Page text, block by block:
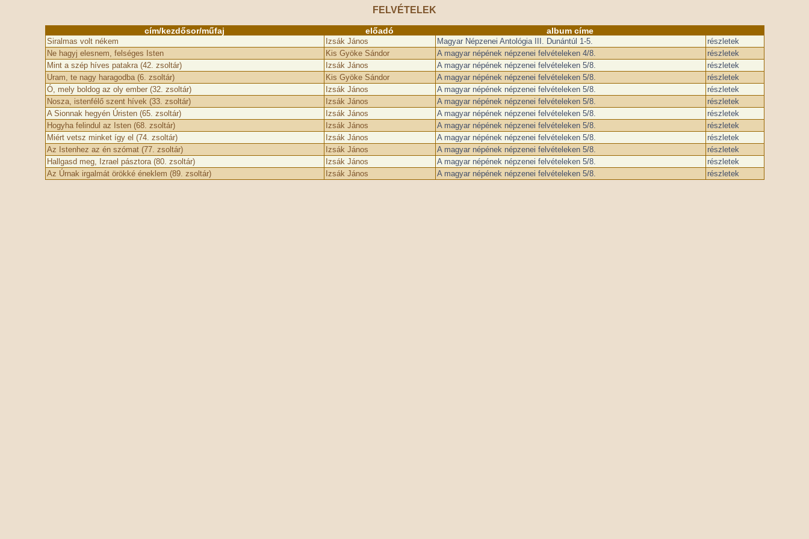
FELVÉTELEK
cím/kezdősor/műfaj előadó album címe
Siralmas volt nékem Izsák János Magyar Népzenei Antológia III. Dunántúl 1-5.
részletek
Ne hagyj elesnem, felséges Isten
Kis Gyöke Sándor A magyar népének népzenei felvételeken 4/8.
részletek
Mint a szép híves patakra (42. zsoltár)
Izsák János A magyar népének népzenei felvételeken 5/8.
részletek
Uram, te nagy haragodba (6. zsoltár)
Kis Gyöke Sándor A magyar népének népzenei felvételeken 5/8.
részletek
Ó, mely boldog az oly ember (32. zsoltár)
Izsák János A magyar népének népzenei felvételeken 5/8.
részletek
Nosza, istenfélő szent hívek (33. zsoltár)
Izsák János A magyar népének népzenei felvételeken 5/8.
részletek
A Sionnak hegyén Úristen (65. zsoltár)
Izsák János A magyar népének népzenei felvételeken 5/8.
részletek
Hogyha felindul az Isten (68. zsoltár)
Izsák János A magyar népének népzenei felvételeken 5/8.
részletek
Miért vetsz minket így el (74. zsoltár)
Izsák János A magyar népének népzenei felvételeken 5/8.
részletek
Az Istenhez az én szómat (77. zsoltár)
Izsák János A magyar népének népzenei felvételeken 5/8.
részletek
Hallgasd meg, Izrael pásztora (80. zsoltár)
Izsák János A magyar népének népzenei felvételeken 5/8.
részletek
Az Úrnak irgalmát örökké éneklem (89. zsoltár)
Izsák János A magyar népének népzenei felvételeken 5/8. részletek